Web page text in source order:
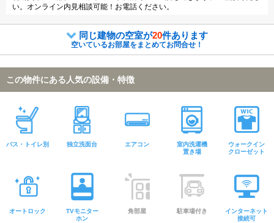
い。オンライン内見相談可能！お電話ください。
同じ建物の空室が20件あります
空いているお部屋をまとめてお問合せ！
この物件にある人気の設備・特徴
バス・トイレ別 独立洗面台 エアコン
室内洗濯機
置き場
ウォークイン
クローゼット
オートロック
TVモニター
ホン
角部屋 駐車場付き
インターネット
接続可